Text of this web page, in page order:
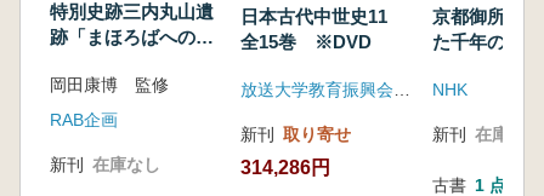
特別史跡三内丸山遺
跡「まほろばへの道
岡田康博 監修
RAB企画
新刊 在庫なし
日本古代中世史11
全15巻 ※DVD
新刊 取り寄せ
314,286円
京都御所 秘
た千年の美
NHK
新刊 在庫なし
古書 1 点